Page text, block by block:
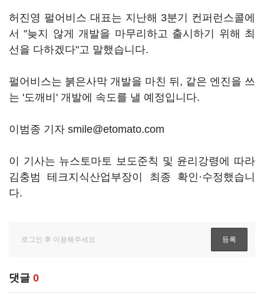
허진영 펄어비스 대표는 지난해 3분기 컨퍼런스콜에
서 "늦지 않게 개발을 마무리하고 출시하기 위해 최
선을 다하겠다"고 말했습니다.
펄어비스는 붉은사막 개발을 마친 뒤, 같은 엔진을 쓰
는 '도깨비' 개발에 속도를 낼 예정입니다.
이범종 기자 smile@etomato.com
이 기사는 뉴스토마토 보도준칙 및 윤리강령에 따라
김충범 테크지식산업부장이 최종 확인·수정했습니
다.
댓글 0